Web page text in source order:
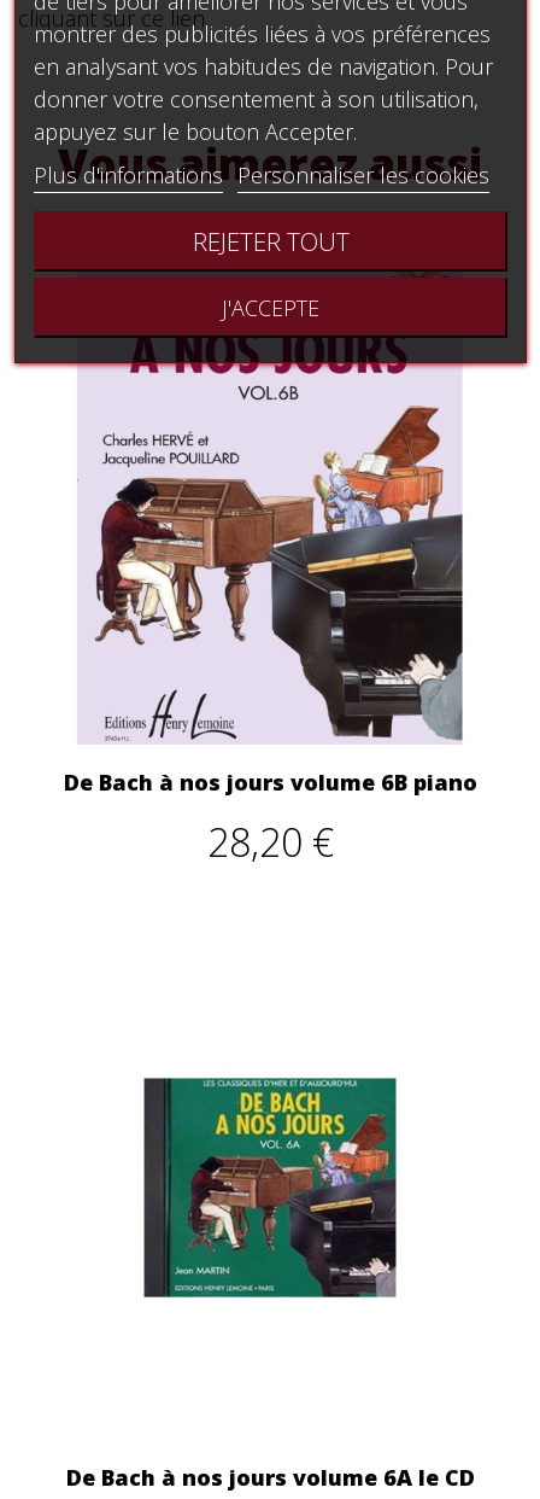
cliquant sur ce lien
Vous aimerez aussi
De Bach à nos jours volume 6B piano
28,20 €
De Bach à nos jours volume 6A le CD
montrer des publicités liées à vos préférences
en analysant vos habitudes de navigation. Pour
donner votre consentement à son utilisation,
appuyez sur le bouton Accepter.
Plus d'informations Personnaliser les cookies
REJETER TOUT
J'ACCEPTE